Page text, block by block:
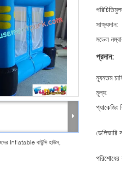
Inflatable বাউন্সি হাউস,
সাক্ষ্যদান:
মডেল
প্রদান:
ন্যূনতম
মূল্য:
প্যাকেজিং
ডেলিভারি
পরিশোধের